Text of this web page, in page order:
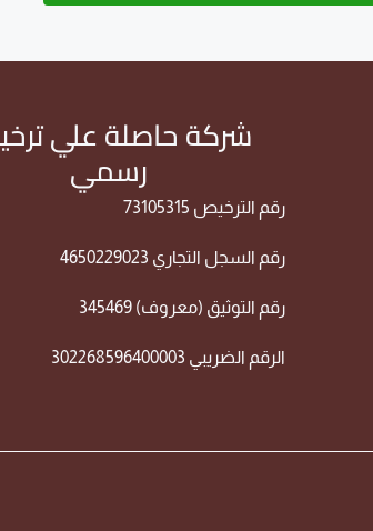
شركة حاصلة علي
رسمي
رقم الترخيص 73105315
رقم السجل التجاري 4650229023
رقم التوثيق (معروف) 345469
الرقم الضريبي 302268596400003